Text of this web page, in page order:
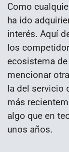
Como
ha ido
interés. Aquí
los
ecosistema
mencionar
la del servicio
más
algo que en
unos años.